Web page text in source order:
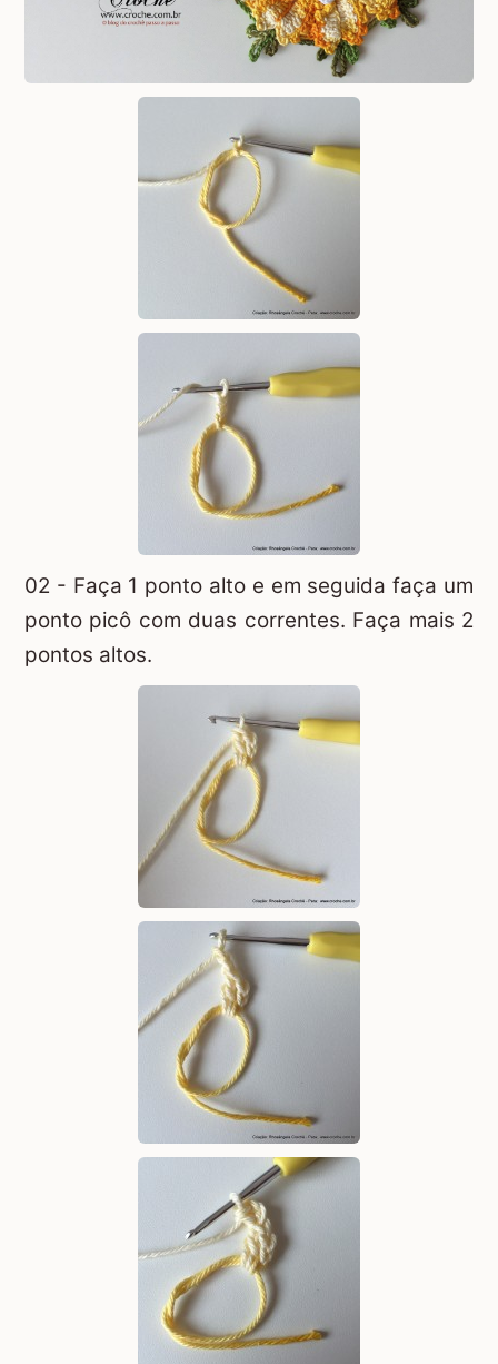
02 - Faça 1 ponto alto e em seguida faça um
ponto picô com duas correntes. Faça mais 2
pontos altos.